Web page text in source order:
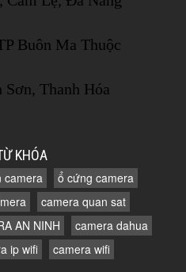
Buôn Ma Thuộc
Sơn, Thanh Hóa
KHÓA
camera
ổ cứng camera
camera quan sat
AN NINH
camera dahua
ip wifi camera wifi